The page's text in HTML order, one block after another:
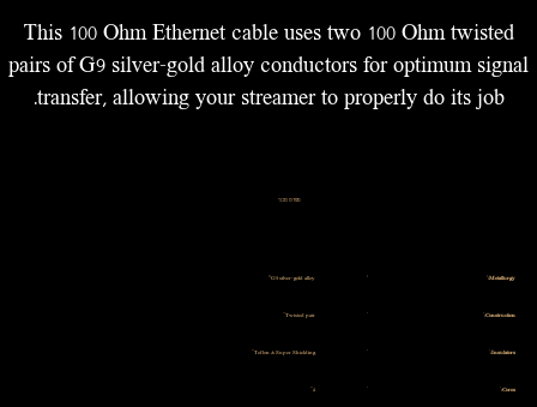
This 100 Ohm Ethernet cable uses two 100 Ohm twisted
pairs of G9 silver-gold alloy conductors for optimum signal
transfer, allowing your streamer to properly do its job.
מפרט טכני
Metallurgy:
G9 silver-gold alloy
Construction:
Twisted pair
Insulators:
Teflon & Super Shielding
Cores:
4